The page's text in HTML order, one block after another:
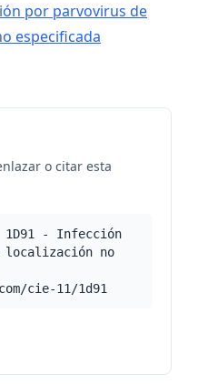
por parvovirus de
especificada
o citar esta
1D91 - Infección
localización no
cie-11/1d91